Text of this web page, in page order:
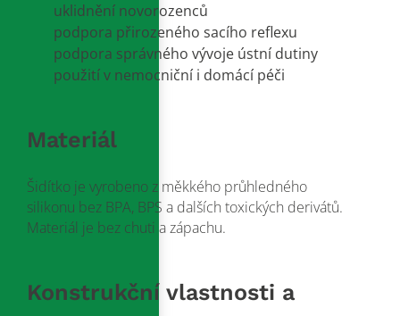
uklidnění novorozenců
podpora přirozeného sacího reflexu
podpora správného vývoje ústní dutiny
použití v nemocniční i domácí péči
Materiál
Šidítko je vyrobeno z měkkého průhledného
silikonu bez BPA, BPS a dalších toxických derivátů.
Materiál je bez chuti a zápachu.
Konstrukční vlastnosti a